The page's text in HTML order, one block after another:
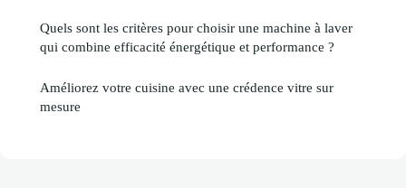
Quels sont les critères pour choisir une machine à laver
qui combine efficacité énergétique et performance ?
Améliorez votre cuisine avec une crédence vitre sur
mesure